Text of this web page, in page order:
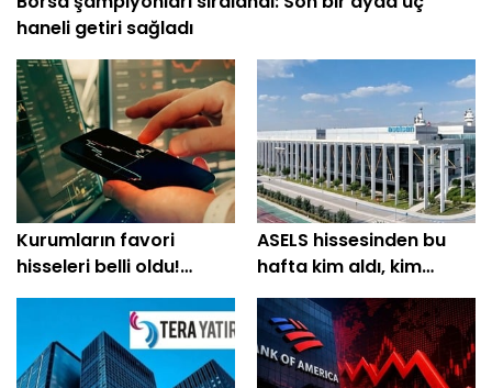
haneli getiri sağladı
Kurumların favori
hisseleri belli oldu!
Yüzde 200'e yakın getiri
ASELS hissesinden bu
hafta kim aldı, kim
sattı?